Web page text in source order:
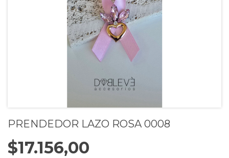
PRENDEDOR LAZO ROSA 0008
$17.156,00